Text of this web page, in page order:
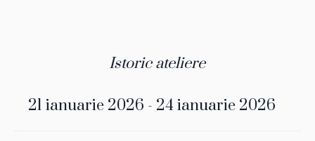
Istoric ateliere
21 ianuarie 2026 - 24 ianuarie 2026